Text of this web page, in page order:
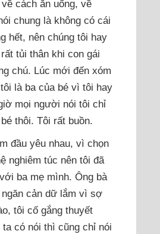
cách ăn uống, về
chung là không có cái
hết, nên chúng tôi hay
tủi thân khi con gái
chú. Lúc mới đến xóm
là ba của bé vì tôi hay
mọi người nói tôi chỉ
thôi. Tôi rất buồn.
đầu yêu nhau, vì chọn
nghiêm túc nên tôi đã
ba mẹ mình. Ông bà
cản dữ lắm vì sợ
tôi cố gắng thuyết
có nói thì cũng chỉ nói